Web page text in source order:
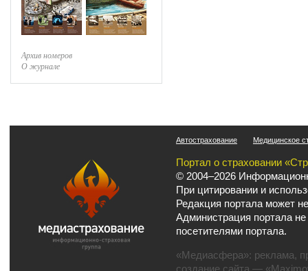
Архив номеров
О журнале
Автострахование Медицинское
Портал о страховании
© 2004–2026
При цитировании и
Редакция портала может
Администрация портала
посетителями портала.
«Медиасфера»: реклама,